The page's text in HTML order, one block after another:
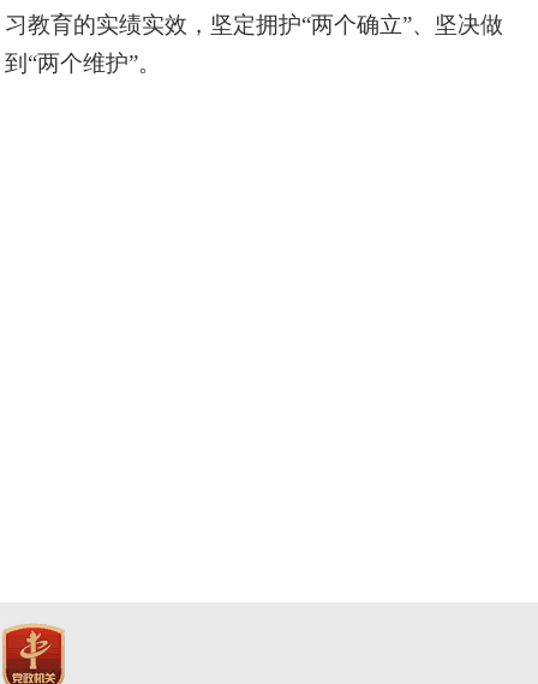
习教育的实绩实效，坚定拥护“两个确立”、坚决做
到“两个维护”。